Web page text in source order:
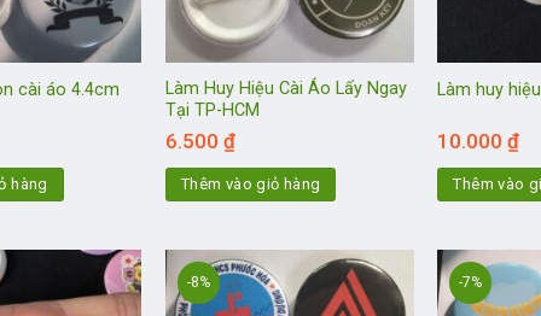
cài áo 4.4cm
hàng
Làm Huy Hiệu Cài Áo Lấy Ngay
Tại TP-HCM
6.500 ₫
Thêm vào giỏ hàng
Làm huy
10.000₫
Thêm vào
-8% -7%